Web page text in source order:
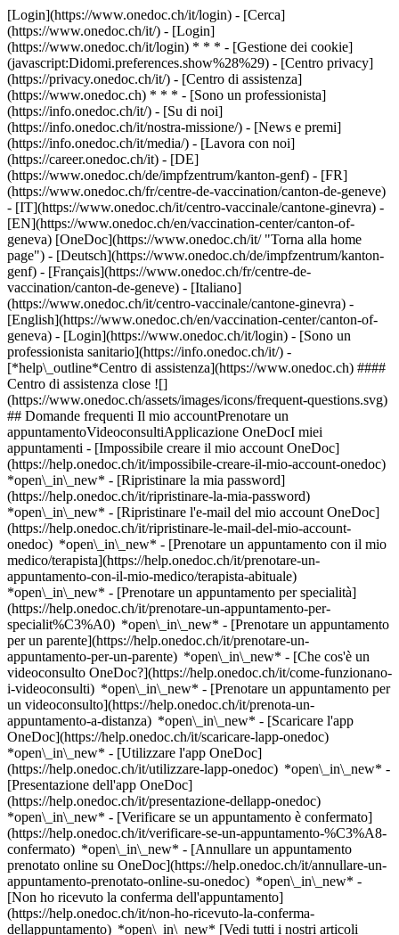
[Login](https://www.onedoc.ch/it/login) - [Cerca]
(https://www.onedoc.ch/it/) - [Login]
(https://www.onedoc.ch/it/login) * * * - [Gestione dei cookie]
(javascript:Didomi.preferences.show%28%29) - [Centro privacy]
(https://privacy.onedoc.ch/it/) - [Centro di assistenza]
(https://www.onedoc.ch) * * * - [Sono un professionista]
(https://info.onedoc.ch/it/) - [Su di noi]
(https://info.onedoc.ch/it/nostra-missione/) - [News e premi]
(https://info.onedoc.ch/it/media/) - [Lavora con noi]
(https://career.onedoc.ch/it) - [DE]
(https://www.onedoc.ch/de/impfzentrum/kanton-genf) - [FR]
(https://www.onedoc.ch/fr/centre-de-vaccination/canton-de-geneve)
- [IT](https://www.onedoc.ch/it/centro-vaccinale/cantone-ginevra) -
[EN](https://www.onedoc.ch/en/vaccination-center/canton-of-
geneva) [OneDoc](https://www.onedoc.ch/it/ "Torna alla home
page") - [Deutsch](https://www.onedoc.ch/de/impfzentrum/kanton-
genf) - [Français](https://www.onedoc.ch/fr/centre-de-
vaccination/canton-de-geneve) - [Italiano]
(https://www.onedoc.ch/it/centro-vaccinale/cantone-ginevra) -
[English](https://www.onedoc.ch/en/vaccination-center/canton-of-
geneva) - [Login](https://www.onedoc.ch/it/login) - [Sono un
professionista sanitario](https://info.onedoc.ch/it/) -
[*help\_outline*Centro di assistenza](https://www.onedoc.ch) ####
Centro di assistenza close ![]
(https://www.onedoc.ch/assets/images/icons/frequent-questions.svg)
## Domande frequenti Il mio accountPrenotare un
appuntamentoVideoconsultiApplicazione OneDocI miei
appuntamenti - [Impossibile creare il mio account OneDoc]
(https://help.onedoc.ch/it/impossibile-creare-il-mio-account-onedoc)
*open\_in\_new* - [Ripristinare la mia password]
(https://help.onedoc.ch/it/ripristinare-la-mia-password)
*open\_in\_new* - [Ripristinare l'e-mail del mio account OneDoc]
(https://help.onedoc.ch/it/ripristinare-le-mail-del-mio-account-
onedoc) *open\_in\_new* - [Prenotare un appuntamento con il mio
medico/terapista](https://help.onedoc.ch/it/prenotare-un-
appuntamento-con-il-mio-medico/terapista-abituale)
*open\_in\_new* - [Prenotare un appuntamento per specialità]
(https://help.onedoc.ch/it/prenotare-un-appuntamento-per-
specialit%C3%A0) *open\_in\_new* - [Prenotare un appuntamento
per un parente](https://help.onedoc.ch/it/prenotare-un-
appuntamento-per-un-parente) *open\_in\_new* - [Che cos'è un
videoconsulto OneDoc?](https://help.onedoc.ch/it/come-funzionano-
i-videoconsulti) *open\_in\_new* - [Prenotare un appuntamento per
un videoconsulto](https://help.onedoc.ch/it/prenota-un-
appuntamento-a-distanza) *open\_in\_new* - [Scaricare l'app
OneDoc](https://help.onedoc.ch/it/scaricare-lapp-onedoc)
*open\_in\_new* - [Utilizzare l'app OneDoc]
(https://help.onedoc.ch/it/utilizzare-lapp-onedoc) *open\_in\_new* -
[Presentazione dell'app OneDoc]
(https://help.onedoc.ch/it/presentazione-dellapp-onedoc)
*open\_in\_new* - [Verificare se un appuntamento è confermato](https://help.onedoc.ch/it/verificare-se-un-appuntamento-%C3%A8-confermato) *open\_in\_new* - [Annullare un appuntamento prenotato online su OneDoc](https://help.onedoc.ch/it/annullare-un-appuntamento-prenotato-online-su-onedoc) *open\_in\_new* - [Non ho ricevuto la conferma dell'appuntamento](https://help.onedoc.ch/it/non-ho-ricevuto-la-conferma-dellappuntamento) *open\_in\_new* [Vedi tutti i nostri articoli *open\_in\_new*](https://help.onedoc.ch/it/) close ## Modifica la ricerca ![Casa con segno più che indica che la consultazione può essere effettuata in sede](https://www.onedoc.ch/assets/images/icons/on-site.svg) In loco ![Fotocamera con simbolo play che indica che la consultazione può essere effettuata a distanza in video](https://www.onedoc.ch/assets/images/icons/remote.svg) A distanza Cerca #### Specialità #### Professionisti #### Istituti edit Centro vaccinale nel cantone Ginevra tune Filtra per Nuovo paziente*keyboard\_arrow\_down* - Accettato*check\_circle* Lingua parlata*keyboard\_arrow\_down* - Albanese*check\_circle* - Arabo*check\_circle* - Ceco*check\_circle* - Francese*check\_circle* - Fulah*check\_circle* - Inglese*check\_circle* - Italiano*check\_circle* - Persiano*check\_circle* - Polacco*check\_circle* - Portoghese*check\_circle* - Rumeno*check\_circle* - Russo*check\_circle* - Spagnolo*check\_circle* - Tamil*check\_circle* - Tedesco*check\_circle* - Turco*check\_circle* - Vietnamita*check\_circle* Sesso*keyboard\_arrow\_down* - Donna*check\_circle* - Uomo*check\_circle* Rete*keyboard\_arrow\_down* - Sun Store*check\_circle* - Amavita*check\_circle* - Coop Vitality*check\_circle* - REMED*check\_circle* - Medbase*check\_circle* - Réseau Delta*check\_circle* Disponibilità*keyboard\_arrow\_down* - Disponibile oggi*check\_circle* - Entro i prossimi 3 giorni*check\_circle* - Entro i prossimi 7 giorni*check\_circle* - Entro i prossimi 14 giorni*check\_circle* # __Centro vaccinale__ nel __cantone Ginevra__: prenota il tuo appuntamento online oggi [![Centre de prélèvement et de vaccination, laboratorio di analisi mediche a Ginevra](https://assets.onedoc.ch/images/users/3acd0299f93df6b7f15a27ae4de66b2cc01fbf91c21b8e086c683d47d9b0f97e-small.png "Centre de prélèvement et de vaccination, laboratorio di analisi mediche a Ginevra")](https://www.onedoc.ch/it/laboratorio-di-analisi-mediche/ginevra/pcrvu/centre-de-prelevement-et-de-vaccination) ### [Centre de prélèvement et de vaccination](https://www.onedoc.ch/it/laboratorio-di-analisi-mediche/ginevra/pcrvu/centre-de-prelevement-et-de-vaccination) ![Badge che indica un profilo verificato](https://www.onedoc.ch/assets/images/icons/checkmark.svg) [Laboratorio di analisi mediche](https://www.onedoc.ch/it/laboratorio-di-analisi-mediche/ginevra), [Centro vaccinale](https://www.onedoc.ch/it/centro-vaccinale/ginevra) [Centre Médical Croix d'Or](https://www.onedoc.ch/it/centro-medico/ginevra/ebae1/centre-medical-croix-d-or) Rue de la Croix-d'Or 7 1204 Ginevra ![Icona paziente con segno più che indica che il professionista accetta nuovi pazienti](https://www.onedoc.ch/assets/images/icons/new-patients.svg)Accetta nuovi pazienti [Prenota un appuntamento](https://www.onedoc.ch/it/laboratorio-di-analisi-mediche/ginevra/pcrvu/centre-de-prelevement-et-de-vaccination) *chevron\_left* lun 03 ago *chevron\_right* Vedi più appuntamenti *error\_outline* Si è verificato un errore durante il caricamento della disponibilità [Riprova](https://www.onedoc.ch) [![Amavita Genève Gare, farmacia a Ginevra](https://assets.onedoc.ch/images/entities/8e54bfa890e7f59e21d749eab2e163525807d933fc146e730d1d3a97cae2fd82-small.png "Amavita Genève Gare, farmacia a Ginevra")](https://www.onedoc.ch/it/farmacia/ginevra/e4tw/amavita-geneve-gare) ### [Amavita Genève Gare](https://www.onedoc.ch/it/farmacia/ginevra/e4tw/amavita-geneve-gare) ![Badge che indica un profilo verificato](https://www.onedoc.ch/assets/images/icons/checkmark.svg) Farmacia Place de Cornavin 3 1201 Ginevra ![Icona paziente con segno più che indica che il professionista accetta nuovi pazienti](https://www.onedoc.ch/assets/images/icons/new-patients.svg)Accetta nuovi pazienti [Prenota un appuntamento](https://www.onedoc.ch/it/farmacia/ginevra/e4tw/amavita-geneve-gare) *chevron\_left* lun 03 ago *chevron\_right* Vedi più appuntamenti *error\_outline* Si è verificato un errore durante il caricamento della disponibilità [Riprova](https://www.onedoc.ch) [![Pharmacie Populaire Plainpalais, prestazioni sanitarie in farmacia a Ginevra](https://assets.onedoc.ch/images/users/c9f4989608c036a0f0435e8cc59d2b6ab3bebed16fb0eb6e7c14eb6d203ddd23-small.jpg "Pharmacie Populaire Plainpalais, prestazioni sanitarie in farmacia a Ginevra")](https://www.onedoc.ch/it/prestazioni-sanitarie-in-farmacia/ginevra/pcfvg/pharmacie-populaire-plainpalais) ### [Pharmacie Populaire Plainpalais](https://www.onedoc.ch/it/prestazioni-sanitarie-in-farmacia/ginevra/pcfvg/pharmacie-populaire-plainpalais) ![Badge che indica un profilo verificato](https://www.onedoc.ch/assets/images/icons/checkmark.svg) [Prestazioni sanitarie in farmacia](https://www.onedoc.ch/it/prestazioni-sanitarie-in-farmacia/ginevra), [Centro vaccinale](https://www.onedoc.ch/it/centro-vaccinale/ginevra) [Pharmacie Populaire Plainpalais](https://www.onedoc.ch/it/farmacia/ginevra/e408/pharmacie-populaire-plainpalais) Rue de Carouge 55 1205 Ginevra ![Icona paziente con segno più che indica che il professionista accetta nuovi pazienti](https://www.onedoc.ch/assets/images/icons/new-patients.svg)Accetta nuovi pazienti [Prenota un appuntamento](https://www.onedoc.ch/it/prestazioni-sanitarie-in-farmacia/ginevra/pcfvg/pharmacie-populaire-plainpalais) Competenze:[Screening dello streptococco](https://www.onedoc.ch/it/screening-dello-streptococco/ginevra), [Misurazione delle calze compressive](https://www.onedoc.ch/it/misurazione-delle-calze-compressive/ginevra), [Contraccezione d'emergenza](https://www.onedoc.ch/it/contraccezione-d-emergenza/ginevra), [Screening del cancro colorettale](https://www.onedoc.ch/it/screening-del-cancro-colorettale/ginevra), [Misurazione della pressione sanguigna (arteriosa)](https://www.onedoc.ch/it/misurazione-della-pressione-sanguigna-arteriosa/ginevra), [Preparazione omeopatica](https://www.onedoc.ch/it/preparazione-omeopatica/ginevra), [Rimozione delle zecche](https://www.onedoc.ch/it/rimozione-delle-zecche/ginevra), [Vaccinazione contro l'encefalite da zecche (FSME/TBE)](https://www.onedoc.ch/it/vaccinazione-contro-l-encefalite-da-zecche-fsme-tbe/ginevra), [Misurazione della glicemia](https://www.onedoc.ch/it/misurazione-della-glicemia/ginevra)Vedi di più *chevron\_left* lun 03 ago *chevron\_right* Vedi più appuntamenti *error\_outline* Si è verificato un errore durante il caricamento della disponibilità [Riprova](https://www.onedoc.ch) Competenze:[Screening dello streptococco](https://www.onedoc.ch/it/screening-dello-streptococco/ginevra), [Misurazione delle calze compressive](https://www.onedoc.ch/it/misurazione-delle-calze-compressive/ginevra), [Contraccezione d'emergenza](https://www.onedoc.ch/it/contraccezione-d-emergenza/ginevra), [Screening del cancro colorettale](https://www.onedoc.ch/it/screening-del-cancro-colorettale/ginevra), [Misurazione della pressione sanguigna (arteriosa)](https://www.onedoc.ch/it/misurazione-della-pressione-sanguigna-arteriosa/ginevra), [Preparazione omeopatica](https://www.onedoc.ch/it/preparazione-omeopatica/ginevra), [Rimozione delle zecche](https://www.onedoc.ch/it/rimozione-delle-zecche/ginevra), [Vaccinazione contro l'encefalite da zecche (FSME/TBE)](https://www.onedoc.ch/it/vaccinazione-contro-l-encefalite-da-zecche-fsme-tbe/ginevra), [Misurazione della glicemia](https://www.onedoc.ch/it/misurazione-della-glicemia/ginevra)Vedi di più [![Pharmacie Populaire Voltaire, prestazioni sanitarie in farmacia a Ginevra](https://assets.onedoc.ch/images/users/dc2d9e9c3efa5b1e67e25f5cc2b14b6bd9fa7a3730a3a7a5ebd8087da6bd1c6f-small.jpg "Pharmacie Populaire Voltaire, prestazioni sanitarie in farmacia a Ginevra")](https://www.onedoc.ch/it/prestazioni-sanitarie-in-farmacia/ginevra/pcfvk/pharmacie-populaire-voltaire) ### [Pharmacie Populaire Voltaire](https://www.onedoc.ch/it/prestazioni-sanitarie-in-farmacia/ginevra/pcfvk/pharmacie-populaire-voltaire) ![Badge che indica un profilo verificato](https://www.onedoc.ch/assets/images/icons/checkmark.svg) [Prestazioni sanitarie in farmacia](https://www.onedoc.ch/it/prestazioni-sanitarie-in-farmacia/ginevra), [Centro vaccinale](https://www.onedoc.ch/it/centro-vaccinale/ginevra) [Pharmacie Populaire Voltaire](https://www.onedoc.ch/it/farmacia/ginevra/e41n/pharmacie-populaire-voltaire) Rue Voltaire 30 1201 Ginevra ![Icona paziente con segno più che indica che il professionista accetta nuovi pazienti](https://www.onedoc.ch/assets/images/icons/new-patients.svg)Accetta nuovi pazienti [Prenota un appuntamento](https://www.onedoc.ch/it/prestazioni-sanitarie-in-farmacia/ginevra/pcfvk/pharmacie-populaire-voltaire) Competenze:[Screening dello streptococco](https://www.onedoc.ch/it/screening-dello-streptococco/ginevra), [Piercing all'orecchio](https://www.onedoc.ch/it/piercing-all-orecchio/ginevra), [Vaccinazione contro l'encefalite da zecche (FSME/TBE)](https://www.onedoc.ch/it/vaccinazione-contro-l-encefalite-da-zecche-fsme-tbe/ginevra), [Vaccinazione contro morbillo - orecchioni (parotite) - rosolia (MOR/MMR)](https://www.onedoc.ch/it/vaccinazione-contro-morbillo-orecchioni-parotite-rosolia-mor-mmr/ginevra), [Vaccinazione contro difterite - tetano - pertosse (DTP)](https://www.onedoc.ch/it/vaccinazione-contro-difterite-tetano-pertosse-dtp/ginevra), [Smettere di fumare](https://www.onedoc.ch/it/smettere-di-fumare/ginevra), [Misurazione delle calze compressive](https://www.onedoc.ch/it/misurazione-delle-calze-compressive/ginevra), [Congiuntivite](https://www.onedoc.ch/it/congiuntivite/g